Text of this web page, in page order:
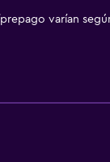
varían